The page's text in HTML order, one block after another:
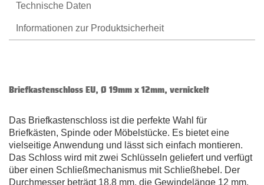
Technische Daten
Informationen zur Produktsicherheit
Briefkastenschloss EU, Ø 19mm x 12mm, vernickelt
Das Briefkastenschloss ist die perfekte Wah für
Briefkästen, Spinde oder Möbe stücke. Es bietet eine
vie seitigeAnwendung und ässt sich einfach montieren.
Das Sch oss wird mit zwei Sch üsse n ge iefert und verfügt
über einen Sch ießmechanismus mit Sch ießhebe . Der
Durchmesser beträgt 18,8 mm, die Gewinde änge 12 mm.